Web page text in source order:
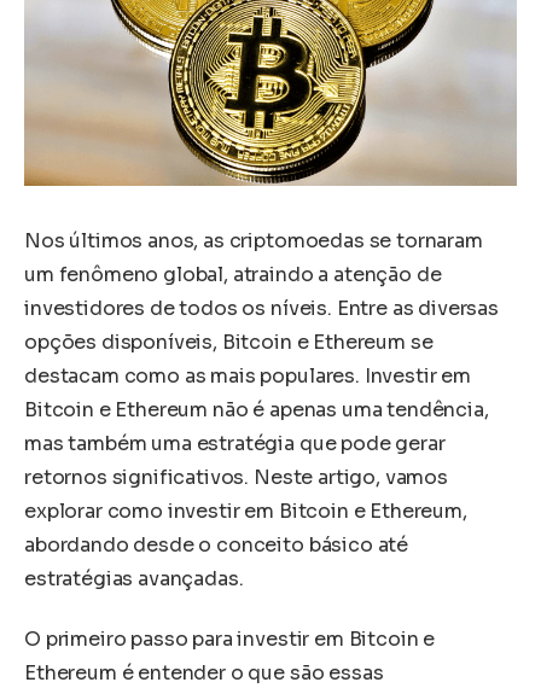
Nos últimos anos, as criptomoedas se tornaram
um fenômeno global, atraindo a atenção de
investidores de todos os níveis. Entre as diversas
opções disponíveis, Bitcoin e Ethereum se
destacam como as mais populares. Investir em
Bitcoin e Ethereum não é apenas uma tendência,
mas também uma estratégia que pode gerar
retornos significativos. Neste artigo, vamos
explorar como investir em Bitcoin e Ethereum,
abordando desde o conceito básico até
estratégias avançadas.
O primeiro passo para investir em Bitcoin e
Ethereum é entender o que são essas